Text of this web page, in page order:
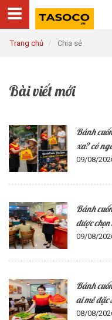
Trang chủ Chia sẻ
Bài viết mới
Bánh
xa? có
09/08/
Bánh
được
09/08/
Bánh
ai mê đặc
08/08/